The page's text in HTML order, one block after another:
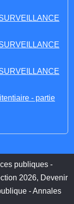
- partie
publiques -
2026, Devenir
- Annales